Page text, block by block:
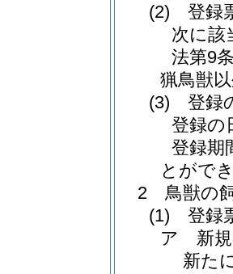
(2) 登録
次に該
法第9
猟鳥獣
(3) 登録
登録の
登録期
とがで
2 鳥獣の
(1) 登録
ア 新規
新た